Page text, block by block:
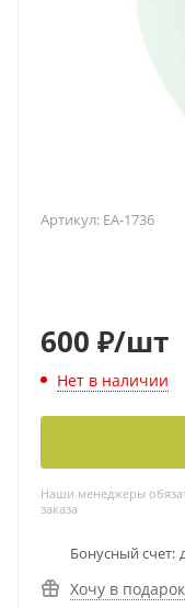
Артикул: EA-1736
600 ₽/шт
Нет в наличии
Наши менеджеры
заказа
Бонусный счет:
Хочу в подарок